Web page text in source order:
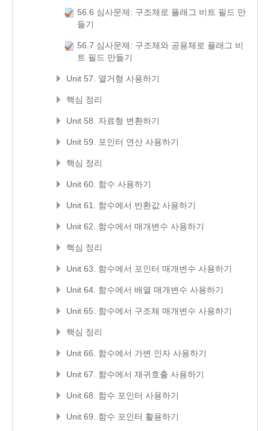
56.6 심사문제: 구조체로 플래그 비트 필드 만
들기
56.7 심사문제: 구조체와 공용체로 플래그 비
트 필드 만들기
Unit 57. 열거형 사용하기
핵심 정리
Unit 58. 자료형 변환하기
Unit 59. 포인터 연산 사용하기
핵심 정리
Unit 60. 함수 사용하기
Unit 61. 함수에서 반환값 사용하기
Unit 62. 함수에서 매개변수 사용하기
핵심 정리
Unit 63. 함수에서 포인터 매개변수 사용하기
Unit 64. 함수에서 배열 매개변수 사용하기
Unit 65. 함수에서 구조체 매개변수 사용하기
핵심 정리
Unit 66. 함수에서 가변 인자 사용하기
Unit 67. 함수에서 재귀호출 사용하기
Unit 68. 함수 포인터 사용하기
Unit 69. 함수 포인터 활용하기